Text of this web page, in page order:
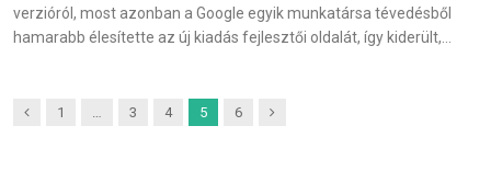
verzióról, most azonban a Google egyik munkatársa tévedésből
hamarabb élesítette az új kiadás fejlesztői oldalát, így kiderült,…
Previous
1 … 3 4 5 6 Next